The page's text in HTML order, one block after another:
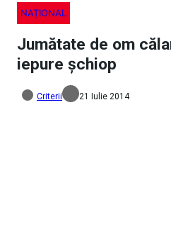
NAȚIONAL
Jumătate de om
iepure şchiop
Criterii 21 Iulie 2014